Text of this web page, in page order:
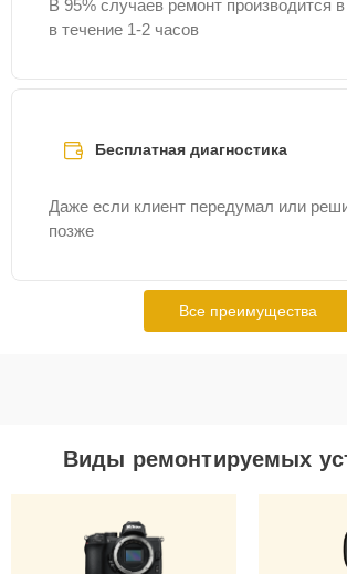
В 95% случаев ремонт производится
в течение 1-2 часов
Бесплатная диагностика
Даже если клиент передумал или
позже
Все преимущества
Виды ремонтируемых